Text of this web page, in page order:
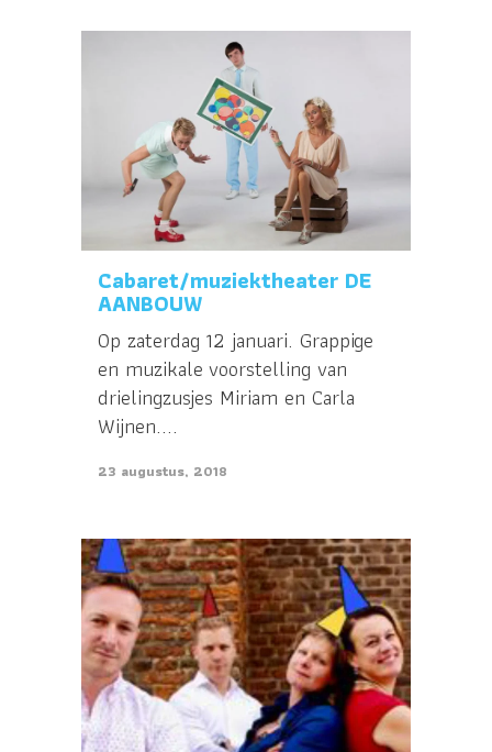
Cabaret/muziektheater DE
AANBOUW
Op zaterdag 12 januari. Grappige
en muzikale voorstelling van
drielingzusjes Miriam en Carla
Wijnen....
23 augustus, 2018